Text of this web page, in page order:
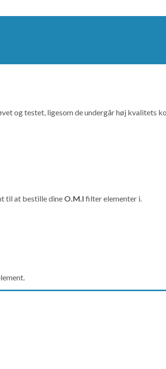
og testet, ligesom de undergår høj kvalitets
til at bestille dine O.M.I filter elementer i.